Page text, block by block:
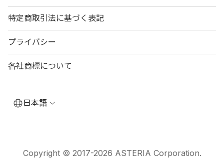
特定商取引法に基づく表記
プライバシー
各社商標について
日本語
Copyright © 2017-2026 ASTERIA Corporation.